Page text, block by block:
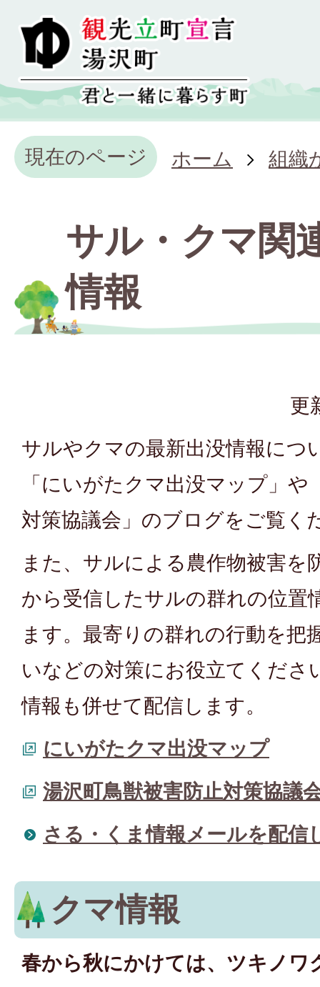
現在のページ ホーム 組織
サル・クマ関
情報
更
サルやクマの最新出没情報につ
「にいがたクマ出没マップ」や
対策協議会」のブログをご覧く
また、サルによる農作物被害を
から受信したサルの群れの位置
ます。最寄りの群れの行動を把
いなどの対策にお役立てくださ
情報も併せて配信します。
にいがたクマ出没マップ
湯沢町鳥獣被害防止対策協議
さる・くま情報メールを配信
クマ情報
春から秋にかけては、ツキノワ